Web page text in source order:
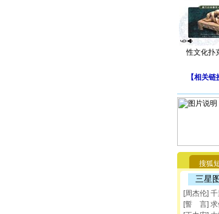
性文化扑
【相关链
搜狐
三星
[周杰伦]
[誓 言] 求